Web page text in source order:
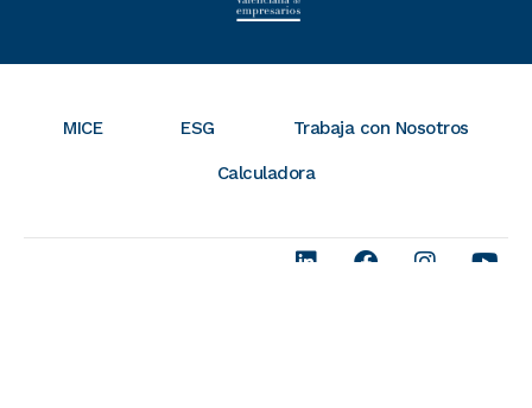
MICE ESG Trabaja con Nosotros
Calculadora